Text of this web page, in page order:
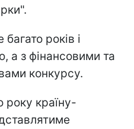
років і
а з фінансовими та
конкурсу.
країну-